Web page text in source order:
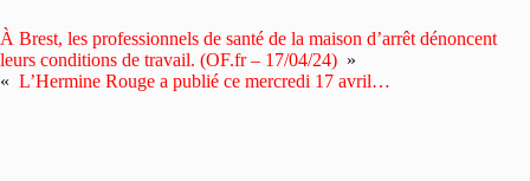
À Brest, les professionnels de santé de la maison d’arrêt dénoncent
leurs conditions de travail. (OF.fr – 17/04/24) »
« L’Hermine Rouge a publié ce mercredi 17 avril…